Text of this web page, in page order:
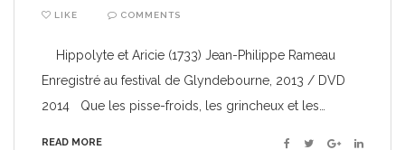
LIKE COMMENTS
Hippolyte et Aricie (1733) Jean-Philippe Rameau
Enregistré au festival de Glyndebourne, 2013 / DVD
2014 Que les pisse-froids, les grincheux et les…
READ MORE Facebook
TwitterGoogle+Linkedin